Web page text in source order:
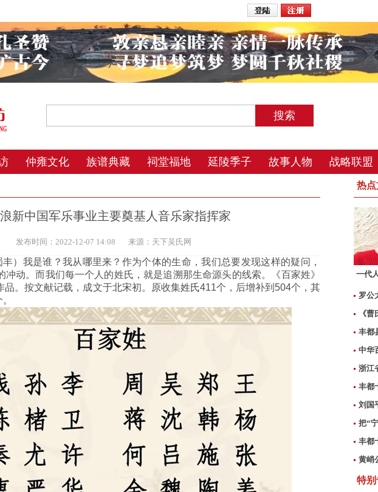
2026年8月5日 23:24 星期三 农历丙午年(马) 四月廿九 夜子时
仲雍文化 族谱典藏 祠堂福地 延陵季子 故事人物 战略联盟
新中国军乐事业主要奠基人音乐家指挥家
发布时间：2022-12-07 14:08 来源：天下吴氏网
丰）我是谁？我从哪里来？作为个体的生命，我们总要发现这样的疑问，
冲动。而我们每一个人的姓氏，就是追溯那生命源头的线索。《百家姓》
品。按文献记载，成文于北宋初。原收集姓氏411个，后增补到504个，其
热
一代
罗公
《
丰都
中华
浙江
丰都
刘国
把“
丰都
黄峭
特